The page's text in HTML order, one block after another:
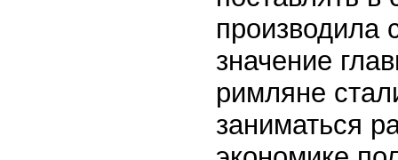
производила
значение
римляне
заниматься